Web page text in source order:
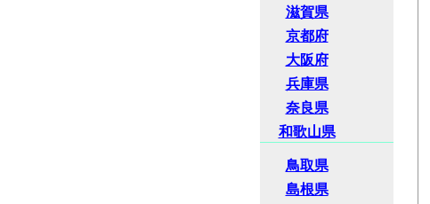
滋賀県
京都府
大阪府
兵庫県
奈良県
和歌山県
鳥取県
島根県